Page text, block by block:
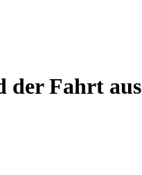
der Fahrt aus